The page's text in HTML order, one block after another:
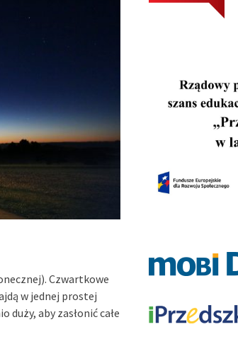
Czwartkowe
w jednej prostej
aby zasłonić całe